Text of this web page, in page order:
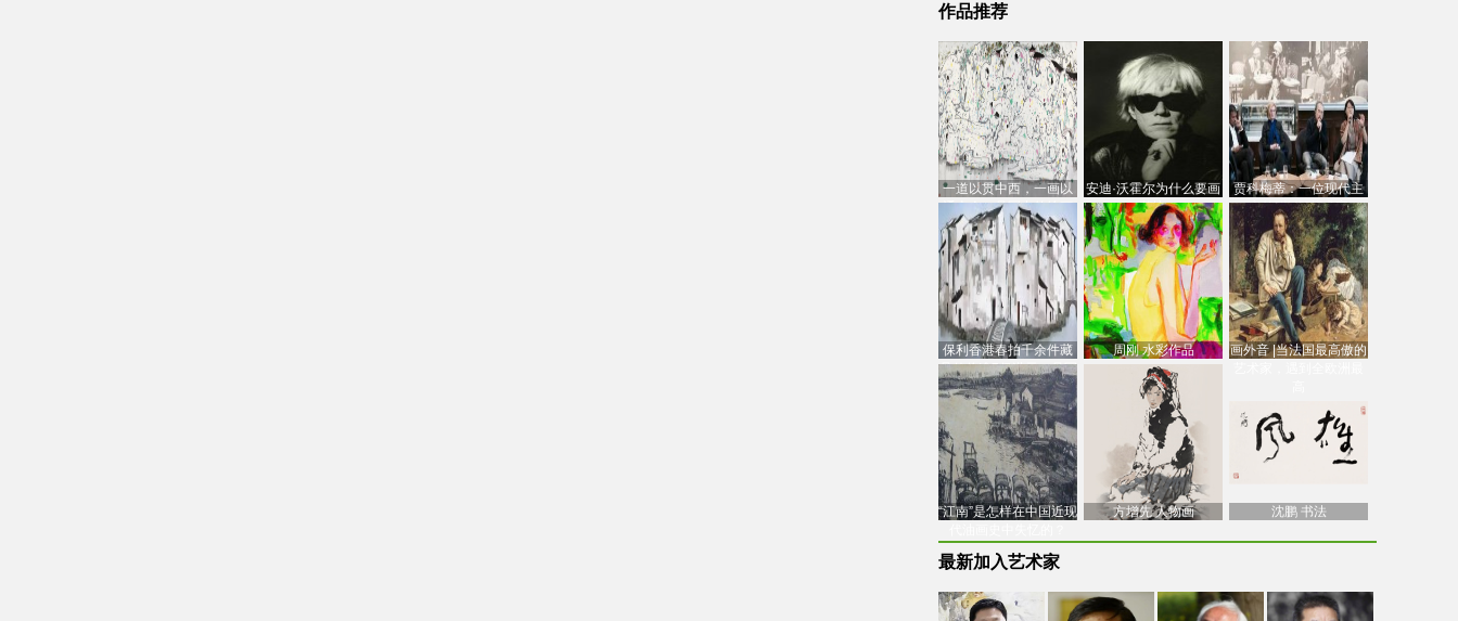
作品推荐
一道以贯中西，一画以
通古今：吴冠中的绘画
创
安迪·沃霍尔为什么要画
芭比
贾科梅蒂：一位现代主
义的“当代”艺术家
保利香港春拍千余件藏
品估价逾7亿港元，吴冠
中
周刚 水彩作品
画外音 |当法国最高傲的
“江南”是怎样在中国近现
方增先 人物画 沈鹏 书法
最新加入艺术家